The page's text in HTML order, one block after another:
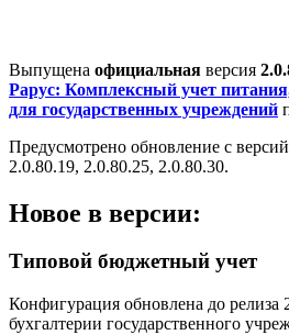
Выпущена официальная версия
Рарус: Комплексный учет
для государственных учреждений
Предусмотрено обновление с
2.0.80.19, 2.0.80.25, 2.0.80.30.
Новое в версии:
Типовой бюджетный учет
Конфигурация обновлена до релиза
бухгалтерии государственного